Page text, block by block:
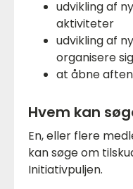
udvikling af
aktiviteter
udvikling af
organisere
at åbne
Hvem kan
En, eller flere
kan søge om
Initiativpuljen.